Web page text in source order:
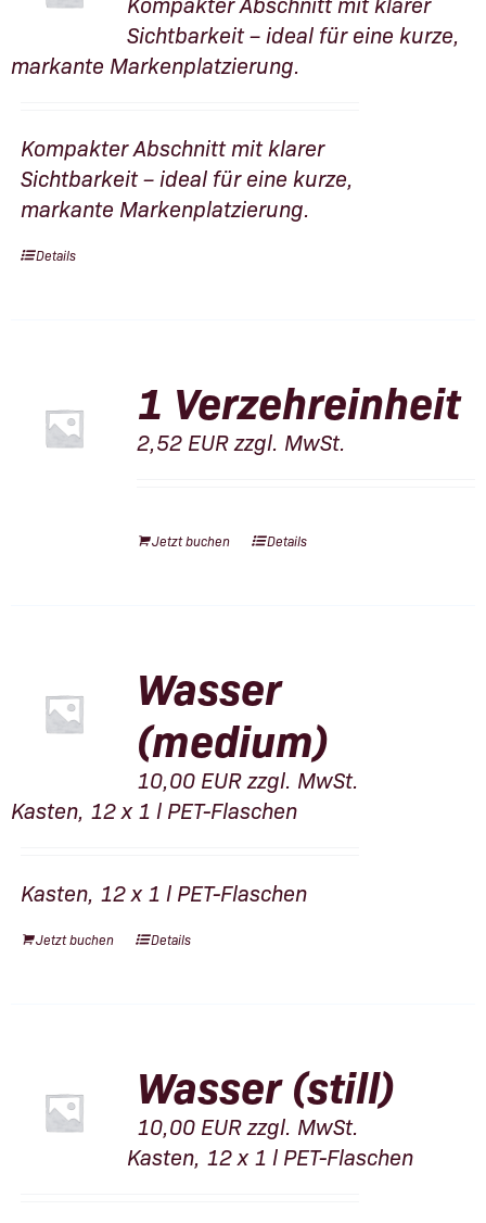
Sichtbarkeit – ideal für eine kurze,
markante Markenplatzierung.
Kompakter Abschnitt mit klarer
Sichtbarkeit – ideal für eine kurze,
markante Markenplatzierung.
Details
1 Verzehreinheit
2,52EURzzgl. MwSt.
Jetzt buchen Details
Wasser
(medium)
10,00EURzzgl. MwSt.
Kasten, 12 x 1 l PET-Flaschen
Kasten, 12 x 1 l PET-Flaschen
Jetzt buchen Details
Wasser (still)
10,00EURzzgl. MwSt.
Kasten, 12 x 1 l PET-Flaschen